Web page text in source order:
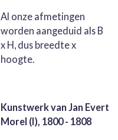
Al onze afmetingen
worden aangeduid als B
x H, dus breedte x
hoogte.
Kunstwerk van Jan Evert
Morel (I), 1800 - 1808